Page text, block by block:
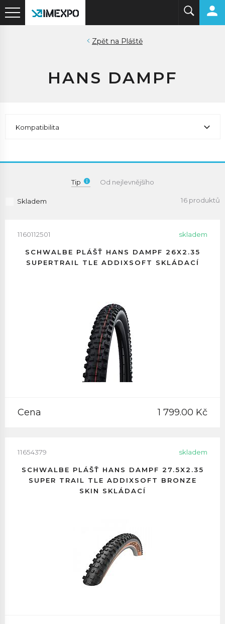
Pláště
HANS DAMPF
Kompatibilita
Tip Od nejlevnějšího
Skladem 16 produktů
1160112501 skladem
SCHWALBE PLÁŠŤ HANS DAMPF 26X2.35
SUPERTRAIL TLE ADDIXSOFT SKLÁDACÍ
Cena 1 799.00 Kč
11654379 skladem
SCHWALBE PLÁŠŤ HANS DAMPF 27.5X2.35
SUPER TRAIL TLE ADDIXSOFT BRONZE
SKIN SKLÁDACÍ